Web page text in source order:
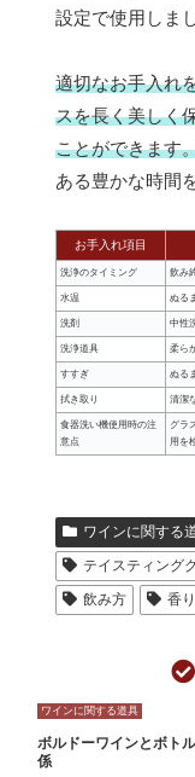
設定で使用しま
適切なお手入れ
スを長く美しく
ことができます
ある豊かな時間
お手入れ項目
洗浄のタイミング 飲み
水温 ぬる
洗剤 中性
洗浄道具 柔ら
すすぎ ぬる
拭き取り 清潔
食器洗い機使用時の注
意点
グラ
用を
ワインに関する
テイスティング
飲み方
香り
ワインに関する道具
ボルドーワインとボト
係